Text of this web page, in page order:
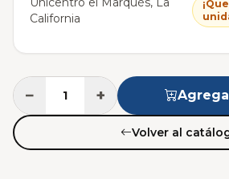
California
− +
Volver al